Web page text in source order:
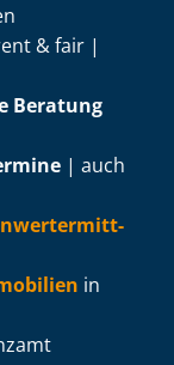
& fair |
Beratung
| auch
in